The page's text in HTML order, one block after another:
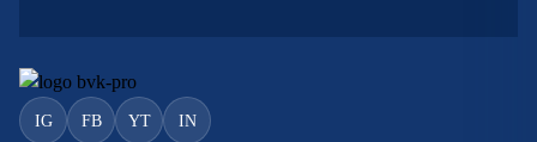
IG FB YT IN